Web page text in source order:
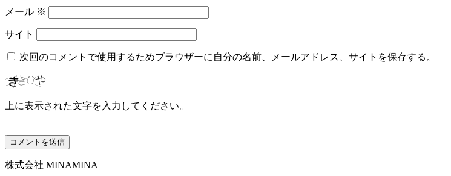
メール ※
サイト
次回のコメントで使用するためブラウザーに自分の名前、メールアドレス、サイトを保存する。
上に表示された文字を入力してください。
株式会社 MINAMINA